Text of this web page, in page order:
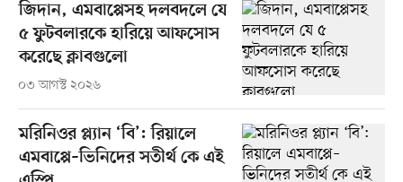
জিদান, এমবাপ্পেসহ দলবদলে যে
৫ ফুটবলারকে হারিয়ে আফসোস
করেছে ক্লাবগুলো
০৩ আগস্ট ২০২৬
মরিনিওর প্ল্যান ‘বি’: রিয়ালে
এমবাপ্পে–ভিনিদের সতীর্থ কে এই